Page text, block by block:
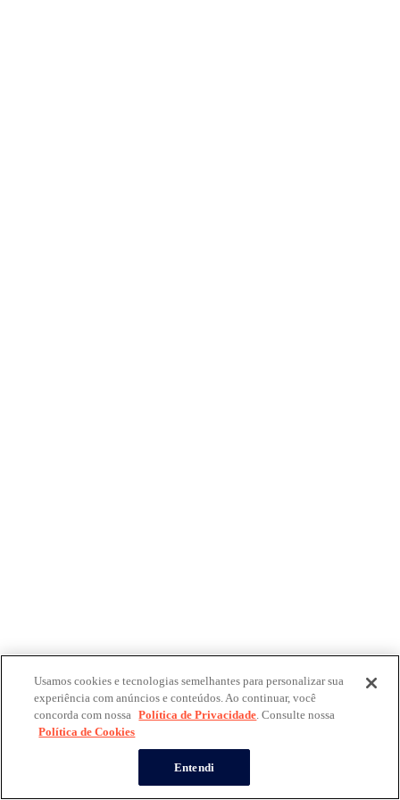
Usamos cookies e tecnologias semelhantes para personalizar sua
experiência com anúncios e conteúdos. Ao continuar, você
concorda com nossa Política de Privacidade. Consulte nossa
Política de Cookies
Entendi